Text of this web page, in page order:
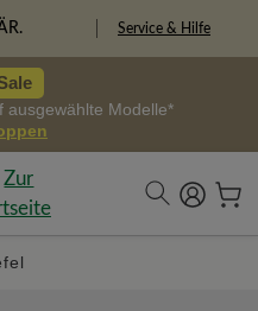
Service & Hilfe
ausgewählte Modelle*